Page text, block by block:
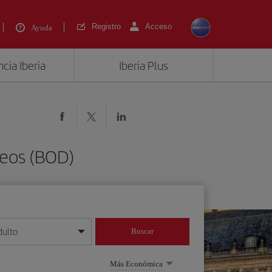
Ayuda Registro Acceso
Iberia Iberia Plus
(BOD)
mes/año
Buscar
Más Económica